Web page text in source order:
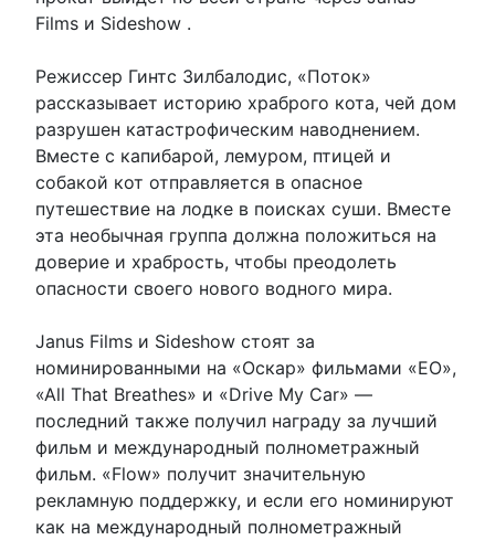
Films и Sideshow .
Режиссер Гинтс Зилбалодис, «Поток»
рассказывает историю храброго кота, чей дом
разрушен катастрофическим наводнением.
Вместе с капибарой, лемуром, птицей и
собакой кот отправляется в опасное
путешествие на лодке в поисках суши. Вместе
эта необычная группа должна положиться на
доверие и храбрость, чтобы преодолеть
опасности своего нового водного мира.
Janus Films и Sideshow стоят за
номинированными на «Оскар» фильмами «EO»,
«All That Breathes» и «Drive My Car» —
последний также получил награду за лучший
фильм и международный полнометражный
фильм. «Flow» получит значительную
рекламную поддержку, и если его номинируют
как на международный полнометражный